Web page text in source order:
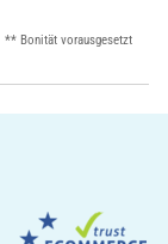
** Bonität vorausgesetzt